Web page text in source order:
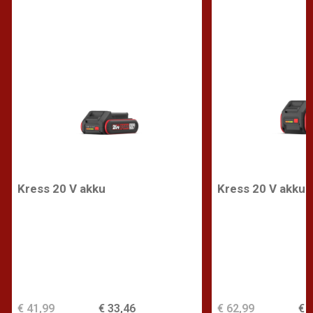
Kress 20 V akku
€ 33,46
€ 41,99
Kress 20 V akku
€
€ 62,99